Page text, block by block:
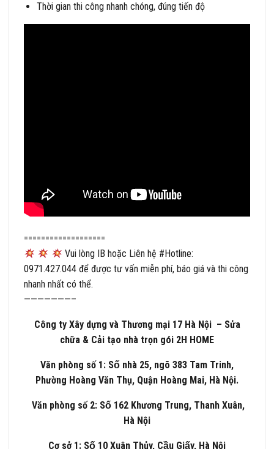
Thời gian thi công nhanh chóng, đúng tiến độ
===================
Vui lòng IB hoặc Liên hệ #Hotline:
0971.427.044 để được tư vấn miễn phí, báo giá và thi công
nhanh nhất có thể.
———————–
Công ty Xây dựng và Thương mại 17 Hà Nội – Sửa
chữa & Cải tạo nhà trọn gói 2H HOME
Văn phòng số 1: Số nhà 25, ngõ 383 Tam Trinh,
Phường Hoàng Văn Thụ, Quận Hoàng Mai, Hà Nội.
Văn phòng số 2: Số 162 Khương Trung, Thanh Xuân,
Hà Nội
Cơ sở 1: Số 10 Xuân Thủy, Cầu Giấy, Hà Nội